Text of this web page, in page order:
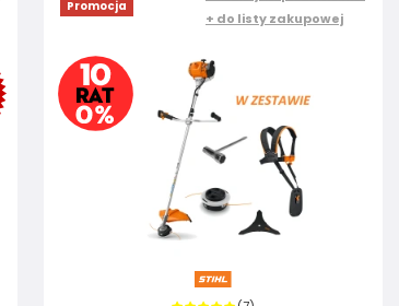
Promocja
+ do listy zakupowej